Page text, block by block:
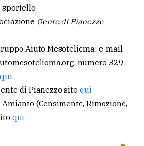
sportello
Gente di Pianezzo
Aiuto Mesotelioma: e-mail
numero 329
qui
di Pianezzo sito qui
Amianto (Censimento, Rimozione,
qui